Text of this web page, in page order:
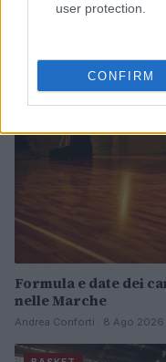
user protection.
CONFIRM
Formula e date dei
nelle Marche
Andrea Conforti · 8 Ago 2026